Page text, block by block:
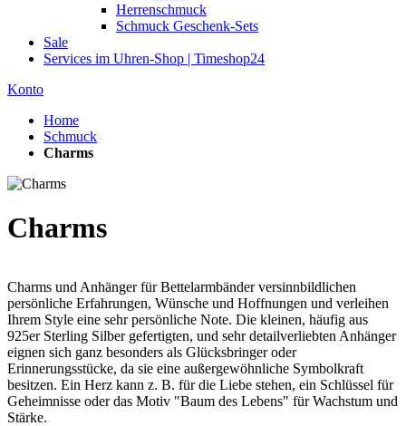
Herrenschmuck
Schmuck Geschenk-Sets
Sale
Services im Uhren-Shop | Timeshop24
Konto
Home
Schmuck
Charms
Charms
Charms und Anhänger für Bettelarmbänder versinnbildlichen
persönliche Erfahrungen, Wünsche und Hoffnungen und verleihen
Ihrem Style eine sehr persönliche Note. Die kleinen, häufig aus
925er Sterling Silber gefertigten, und sehr detailverliebten Anhänger
eignen sich ganz besonders als Glücksbringer oder
Erinnerungsstücke, da sie eine außergewöhnliche Symbolkraft
besitzen. Ein Herz kann z. B. für die Liebe stehen, ein Schlüssel für
Geheimnisse oder das Motiv "Baum des Lebens" für Wachstum und
Stärke.